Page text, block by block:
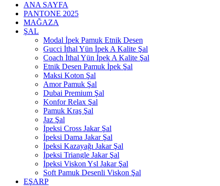
ANA SAYFA
PANTONE 2025
MAĞAZA
ŞAL
Modal İpek Pamuk Etnik Desen
Gucci İthal Yün İpek A Kalite Şal
Coach İthal Yün İpek A Kalite Şal
Etnik Desen Pamuk İpek Şal
Maksi Koton Şal
Amor Pamuk Şal
Dubai Premium Şal
Konfor Relax Şal
Pamuk Kraş Şal
Jaz Şal
İpeksi Cross Jakar Şal
İpeksi Dama Jakar Şal
İpeksi Kazayağı Jakar Şal
İpeksi Triangle Jakar Şal
İpeksi Viskon Ysl Jakar Şal
Soft Pamuk Desenli Viskon Şal
EŞARP